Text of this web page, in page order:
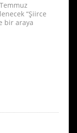
“Şiirce
bir araya